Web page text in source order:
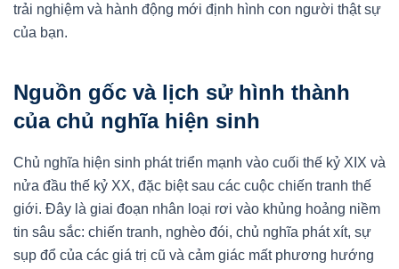
trải nghiệm và hành động mới định hình con người thật sự
của bạn.
Nguồn gốc và lịch sử hình thành
của chủ nghĩa hiện sinh
Chủ nghĩa hiện sinh phát triển mạnh vào cuối thế kỷ XIX và
nửa đầu thế kỷ XX, đặc biệt sau các cuộc chiến tranh thế
giới. Đây là giai đoạn nhân loại rơi vào khủng hoảng niềm
tin sâu sắc: chiến tranh, nghèo đói, chủ nghĩa phát xít, sự
sụp đổ của các giá trị cũ và cảm giác mất phương hướng